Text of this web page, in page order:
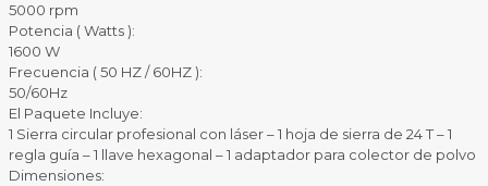
5000 rpm
Potencia ( Watts ):
1600 W
Frecuencia ( 50 HZ / 60HZ ):
50/60Hz
El Paquete Incluye:
1 Sierra circular profesional con láser – 1 hoja de sierra de 24 T – 1
regla guía – 1 llave hexagonal – 1 adaptador para colector de polvo
Dimensiones: